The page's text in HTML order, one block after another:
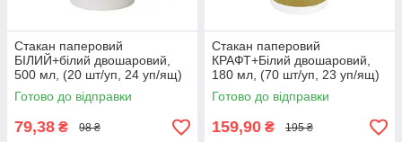
Стакан паперовий
БІЛИЙ+білий двошаровий,
500 мл, (20 шт/уп, 24 уп/ящ)
П-90
Готово до відправки
79,38 ₴ 98 ₴
Стакан паперовий
КРАФТ+Білий двошаровий,
180 мл, (70 шт/уп, 23 уп/ящ)
П-70
Готово до відправки
159,90 ₴ 195 ₴